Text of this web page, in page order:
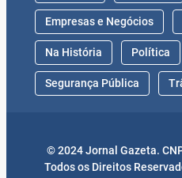
Empresas e Negócios
Na História Política
Segurança Pública
© 2024 Jornal Gazeta.
Todos os Direitos